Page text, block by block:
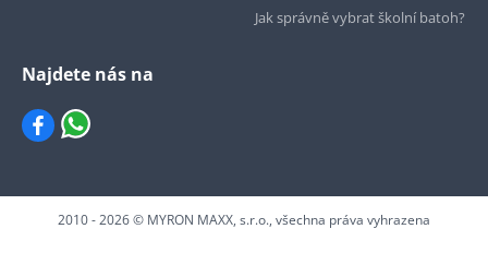
Jak správně vybrat školní batoh?
Najdete nás na
2010 - 2026 © MYRON MAXX, s.r.o., všechna práva vyhrazena